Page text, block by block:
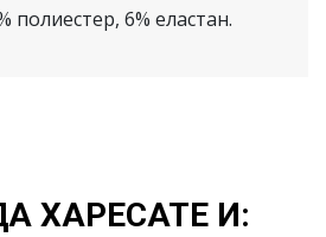
полиестер, 6% еластан.
ХАРЕСАТЕ И: